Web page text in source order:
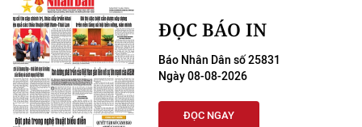
ĐỌC BÁO IN
Báo Nhân Dân số 25831
Ngày 08-08-2026
ĐỌC NGAY